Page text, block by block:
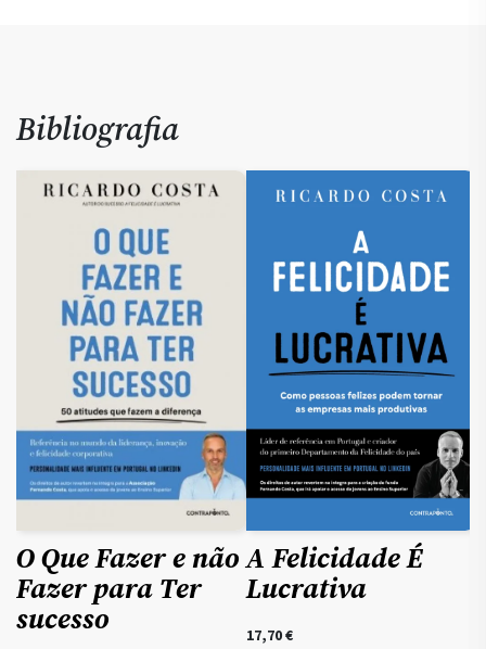
Bibliografia
O Que Fazer e não
Fazer para Ter
sucesso
A Felicidade É
Lucrativa
17,70€